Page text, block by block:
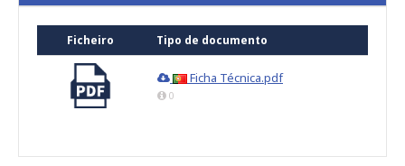
Ficheiro Tipo de documento
Ficha Técnica.pdf
0